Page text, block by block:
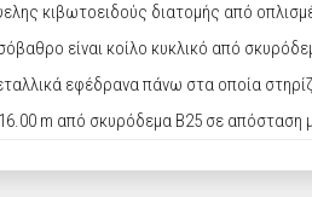
κιβωτοειδούς διατομής από
είναι κοίλο κυκλικό από
εφέδρανα πάνω στα οποία
m από σκυρόδεμα Β25 σε απόσταση